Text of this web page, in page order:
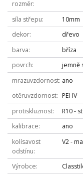
rozměr
síla střepu
10mm
dekor
dřevo
barva
bříza
povrch
jemně
mrazuvzdornost ano
otěruvzdornost
PEI IV
protiskluznost
R10 -
kalibrace
ano
kolísavost
odstínu
V2 -
Výrobce